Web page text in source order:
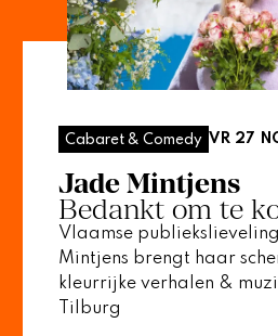
Cabaret & Comedy VR 27
Jade Mintjens
Bedankt om te
Vlaamse
Mintjens brengt haar
kleurrijke verhalen &
Tilburg